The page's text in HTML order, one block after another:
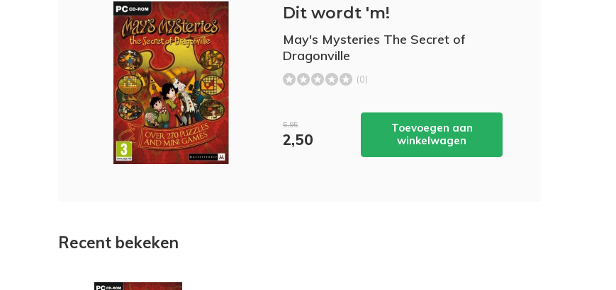
Dit wordt 'm!
May's Mysteries The Secret of
Dragonville
(0)
5,95
2,50
Toevoegen aan
winkelwagen
Recent bekeken